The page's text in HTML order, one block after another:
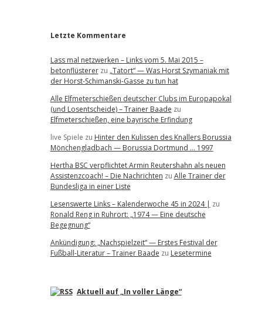
Letzte Kommentare
Lass mal netzwerken – Links vom 5. Mai 2015 –
betonflüstererzu „Tatort“ — Was Horst Szymaniak mit
der Horst-Schimanski-Gasse zu tun hat
Alle Elfmeterschießen deutscher Clubs im Europapokal
(und Losentscheide) – Trainer Baade zu
Elfmeterschießen, eine bayrische Erfindung
live Spiele zu Hinter den Kulissen des Knallers Borussia
Mönchengladbach — Borussia Dortmund … 1997
Hertha BSC verpflichtet Armin Reutershahn als neuen
Assistenzcoach! – Die Nachrichten zu Alle Trainer der
Bundesliga in einer Liste
Lesenswerte Links – Kalenderwoche 45 in 2024 | zu
Ronald Reng in Ruhrort: „1974 — Eine deutsche
Begegnung“
Ankündigung: „Nachspielzeit“ — Erstes Festival der
Fußball-Literatur – Trainer Baade zu Lesetermine
Aktuell auf „In voller Länge“